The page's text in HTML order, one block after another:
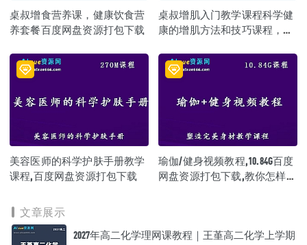
桌叔增食营养课，健康饮食营
养套餐百度网盘资源打包下载
桌叔增肌入门教学课程科学健
康的增肌方法和技巧课程，百
美容医师的科学护肤手册教学
课程,百度网盘资源打包下载
瑜伽/健身视频教程,10.84G百度
网盘资源打包下载,教你怎样塑
文章展示
2027年高二化学理网课教程｜王堇高二化学上学期